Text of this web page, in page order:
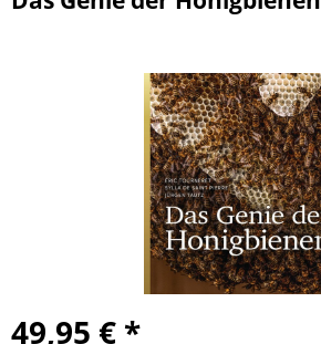
49,95 € *